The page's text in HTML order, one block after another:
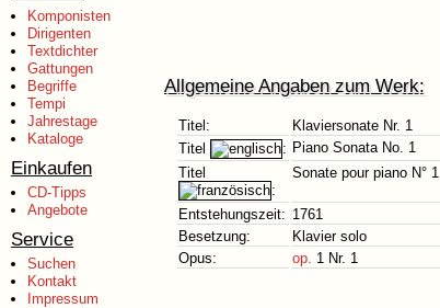
Komponisten
Dirigenten
Textdichter
Gattungen
Begriffe
Tempi
Jahrestage
Kataloge
Einkaufen
CD-Tipps
Angebote
Service
Suchen
Kontakt
Impressum
Allgemeine Angaben zum Werk:
Titel:
Klaviersonate Nr. 1
Titel
: Piano Sonata No. 1
Titel
:
Sonate pour piano N° 1
Entstehungszeit: 1761
Besetzung:
Klavier solo
Opus:
op. 1 Nr. 1